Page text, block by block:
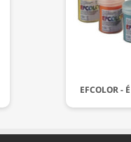
EFCOLOR -